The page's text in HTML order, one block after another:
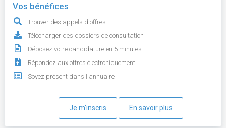
Vos bénéfices
Trouver des appels d'offres
Télécharger des dossiers de consultation
Déposez votre candidature en 5 minutes
Répondez aux offres électroniquement
Soyez présent dans l'annuaire
Je m'inscris En savoir plus